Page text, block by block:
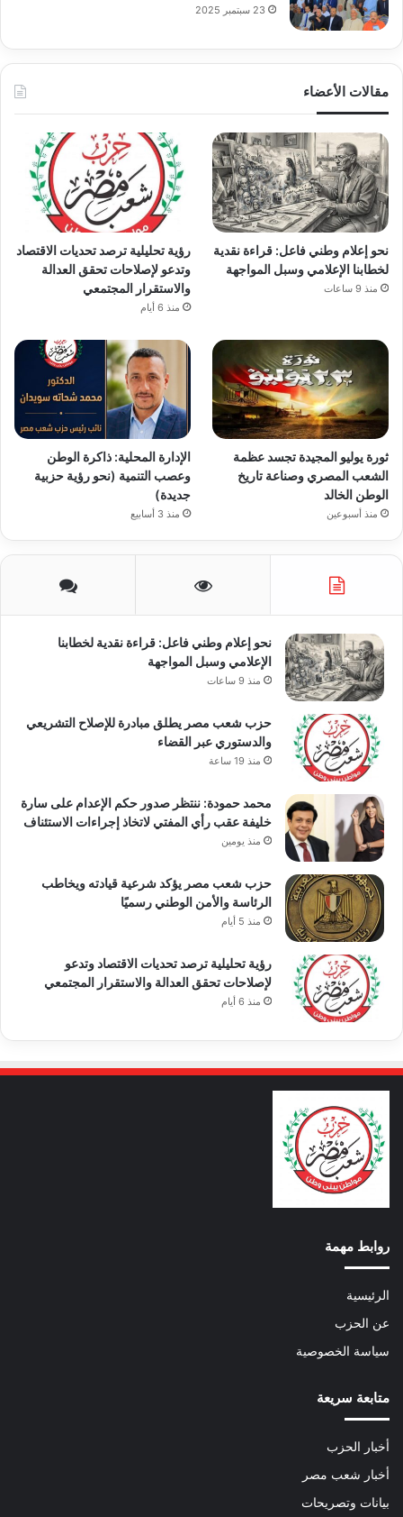
23 سبتمبر 2025
مقالات الأعضاء
نحو إعلام وطني فاعل: قراءة نقدية
لخطابنا الإعلامي وسبل المواجهة
منذ 9 ساعات
رؤية تحليلية ترصد تحديات الاقتصاد
وتدعو لإصلاحات تحقق العدالة
والاستقرار المجتمعي
منذ 6 أيام
ثورة يوليو المجيدة تجسد عظمة
الشعب المصري وصناعة تاريخ
الوطن الخالد
منذ أسبوعين
الإدارة المحلية: ذاكرة الوطن
وعصب التنمية (نحو رؤية حزبية
جديدة)
منذ 3 أسابيع
نحو إعلام وطني فاعل: قراءة نقدية لخطابنا
الإعلامي وسبل المواجهة
منذ 9 ساعات
حزب شعب مصر يطلق مبادرة للإصلاح التشريعي
والدستوري عبر القضاء
منذ 19 ساعة
محمد حمودة: ننتظر صدور حكم الإعدام على سارة
خليفة عقب رأي المفتي لاتخاذ إجراءات الاستئناف
منذ يومين
حزب شعب مصر يؤكد شرعية قيادته ويخاطب
الرئاسة والأمن الوطني رسميًا
منذ 5 أيام
رؤية تحليلية ترصد تحديات الاقتصاد وتدعو
لإصلاحات تحقق العدالة والاستقرار المجتمعي
منذ 6 أيام
روابط مهمة
الرئيسية
عن الحزب
سياسة الخصوصية
متابعة سريعة
أخبار الحزب
أخبار شعب مصر
بيانات وتصريحات